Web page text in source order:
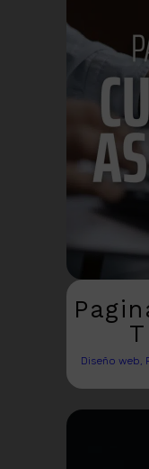
Diseño web,